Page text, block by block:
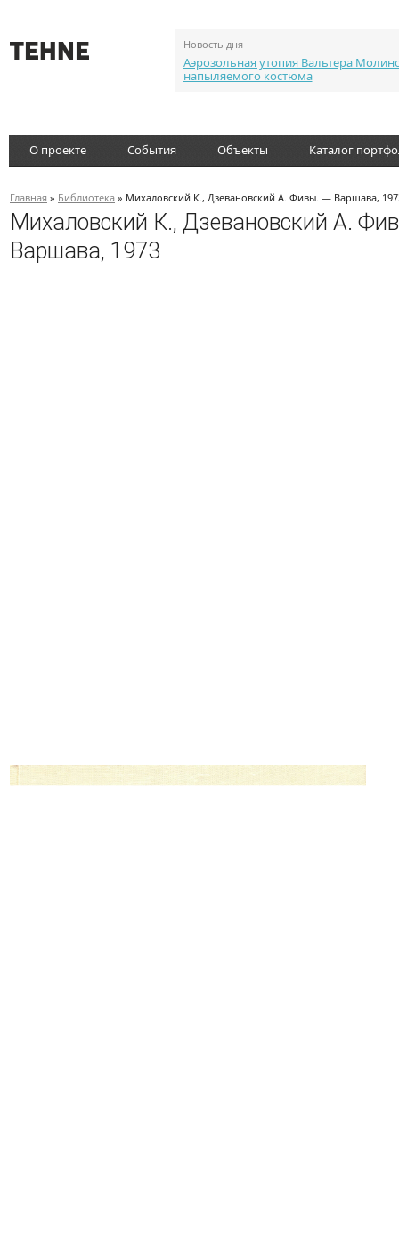
Новость дня
Аэрозольная утопия Вальтера
напыляемого костюма
О проекте События Объекты Каталог
Главная » Библиотека » Михаловский К., Дзевановский А. Фивы. — Варшава,
Михаловский К., Дзевановский А.
Варшава, 1973